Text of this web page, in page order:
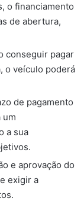
o financiamento
de abertura,
conseguir pagar
o veículo poderá
de pagamento
um
a sua
e aprovação do
exigir a